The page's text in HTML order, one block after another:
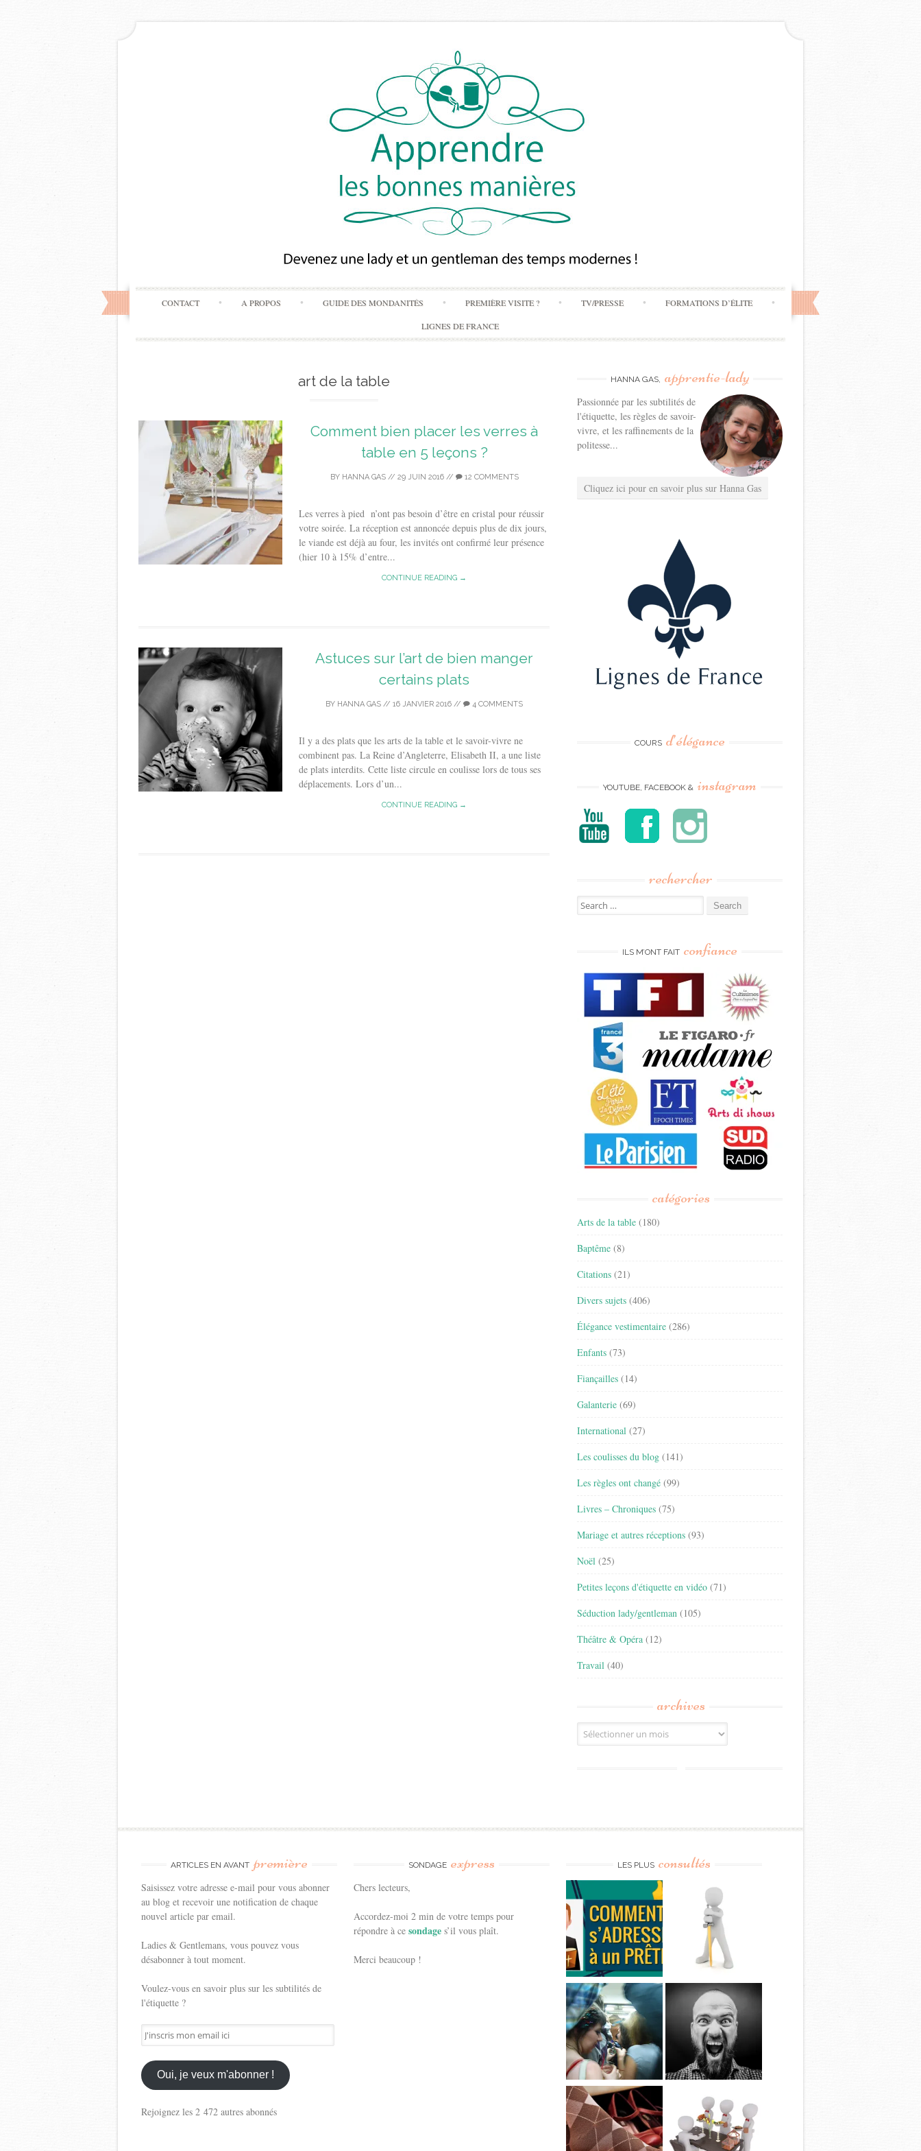
Skip
to
content
CONTACT A PROPOS GUIDE DES MONDANITÉS PREMIÈRE VISITE ? TV/PRESSE FORMATIONS D’ÉLITE
LIGNES DE FRANCE
art de la table
Comment bien placer les verres à
table en 5 leçons ?
BY HANNA GAS// 29 JUIN 2016// 12 COMMENTS
Les verres à pied n’ont pas besoin d’être en cristal pour réussir
votre soirée. La réception est annoncée depuis plus de dix jours,
le viande est déjà au four, les invités ont confirmé leur présence
(hier 10 à 15% d’entre...
CONTINUE READING →
Astuces sur l’art de bien manger
certains plats
BY HANNA GAS // 16 JANVIER 2016 // 4 COMMENTS
Il y a des plats que les arts de la table et le savoir-vivre ne
combinent pas. La Reine d’Angleterre, Elisabeth II, a une liste
de plats interdits. Cette liste circule en coulisse lors de tous ses
déplacements. Lors d’un...
CONTINUE READING →
HANNA GAS, apprentie-lady
Passionnée par les subtilités de
l'étiquette, les règles de savoir-
vivre, et les raffinements de la
politesse...
Cliquez ici pour en savoir plus sur Hanna Gas
COURS d’élégance
YOUTUBE, FACEBOOK & instagram
rechercher
Search
for:
ILS M’ONT FAIT confiance
catégories
Arts de la table (180)
Baptême (8)
Citations (21)
Divers sujets (406)
Élégance vestimentaire (286)
Enfants (73)
Fiançailles (14)
Galanterie (69)
International (27)
Les coulisses du blog (141)
Les règles ont changé (99)
Livres – Chroniques (75)
Mariage et autres réceptions (93)
Noël (25)
Petites leçons d'étiquette en vidéo (71)
Séduction lady/gentleman (105)
Théâtre & Opéra (12)
Travail (40)
archives
Archives
ARTICLES EN AVANT première
Saisissez votre adresse e-mail pour vous abonner
au blog et recevoir une notification de chaque
nouvel article par email.
Ladies & Gentlemans, vous pouvez vous
désabonner à tout moment.
Voulez-vous en savoir plus sur les subtilités de
l'étiquette ?
J'inscris
mon
email
ici
Oui, je veux m'abonner !
Rejoignez les 2 472 autres abonnés
SONDAGE express
Chers lecteurs,
Accordez-moi 2 min de votre temps pour
répondre à cesondages’il vous plaît.
Merci beaucoup !
LES PLUS consultés